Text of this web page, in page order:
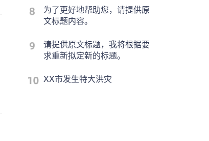
为了更好地帮助您，请提供原
文标题内容。
请提供原文标题，我将根据要
求重新拟定新的标题。
XX市发生特大洪灾